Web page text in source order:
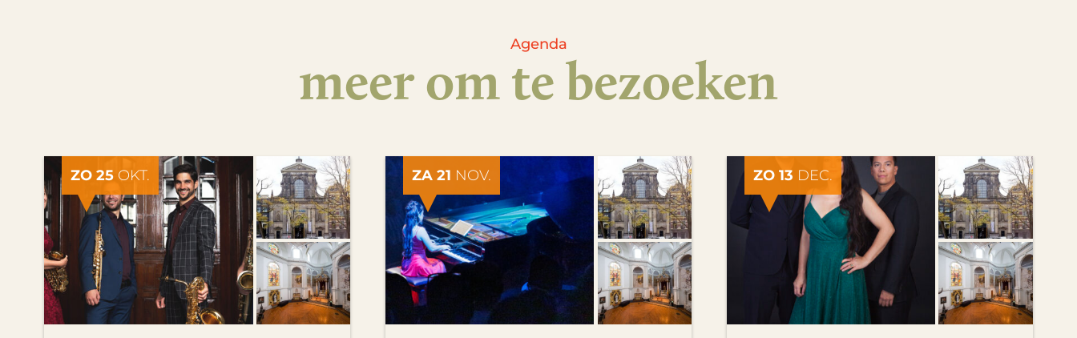
Agenda
meer om te bezoeken
ZO 25 OKT. ZA 21 NOV. ZO 13 DEC.